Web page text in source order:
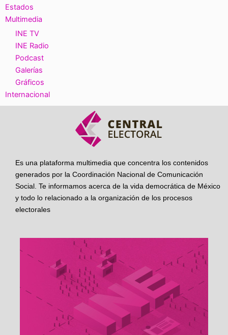
Estados
Multimedia
INE TV
INE Radio
Podcast
Galerías
Gráficos
Internacional
Es una plataforma multimedia que concentra los contenidos
generados por la Coordinación Nacional de Comunicación
Social. Te informamos acerca de la vida democrática de México
y todo lo relacionado a la organización de los procesos
electorales